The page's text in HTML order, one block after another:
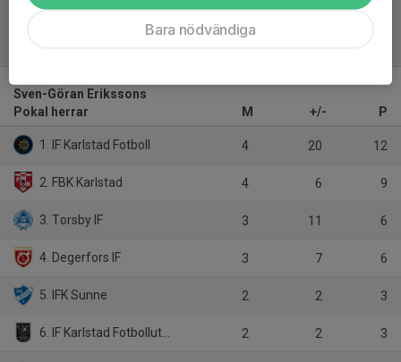
Sven-Göran Erikssons
Pokal herrar
M +/- P
1. IF Karlstad Fotboll 4 20 12
2. FBK Karlstad 4 6 9
3. Torsby IF 3 11 6
4. Degerfors IF 3 7 6
5. IFK Sunne 2 2 3
6. IF Karlstad Fotbollutveckling 2 2 3
Bara nödvändiga